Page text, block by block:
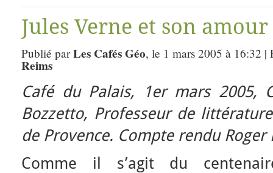
Jules Verne et son
Publié parLes Cafés Géo, le 1 mars 2005 à 16:32
Reims
Café du Palais, 1er mars 2005,
Bozzetto, Professeur de
de Provence. Compte rendu Roger
Comme il s’agit du